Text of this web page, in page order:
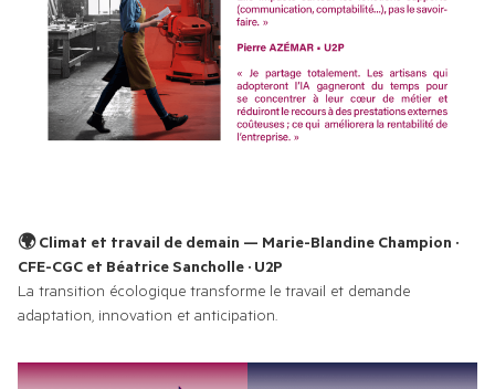
🌍 Climat et travail de demain — Marie-Blandine Champion ·
CFE-CGC et Béatrice Sancholle · U2P
La transition écologique transforme le travail et demande
adaptation, innovation et anticipation.